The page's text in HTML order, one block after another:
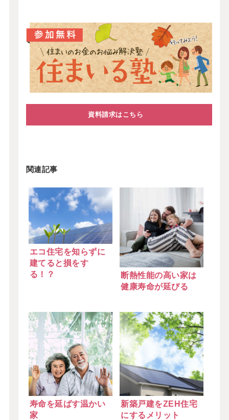
資料請求はこちら
関連記事
エコ住宅を知らずに
建てると損をす
る！？
断熱性能の高い家は
健康寿命が延びる
寿命を延ばす温かい
家
新築戸建をZEH住宅
にするメリット